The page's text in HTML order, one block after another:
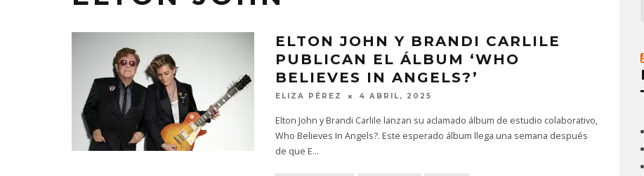
ELTON JOHN Y BRANDI CARLILE
PUBLICAN EL ÁLBUM ‘WHO
BELIEVES IN ANGELS?’
ELIZA PÉREZ 4 ABRIL, 2025
Elton John y Brandi Carlile lanzan su aclamado álbum de estudio colaborativo,
Who Believes In Angels?. Este esperado álbum llega una semana después
de que E...